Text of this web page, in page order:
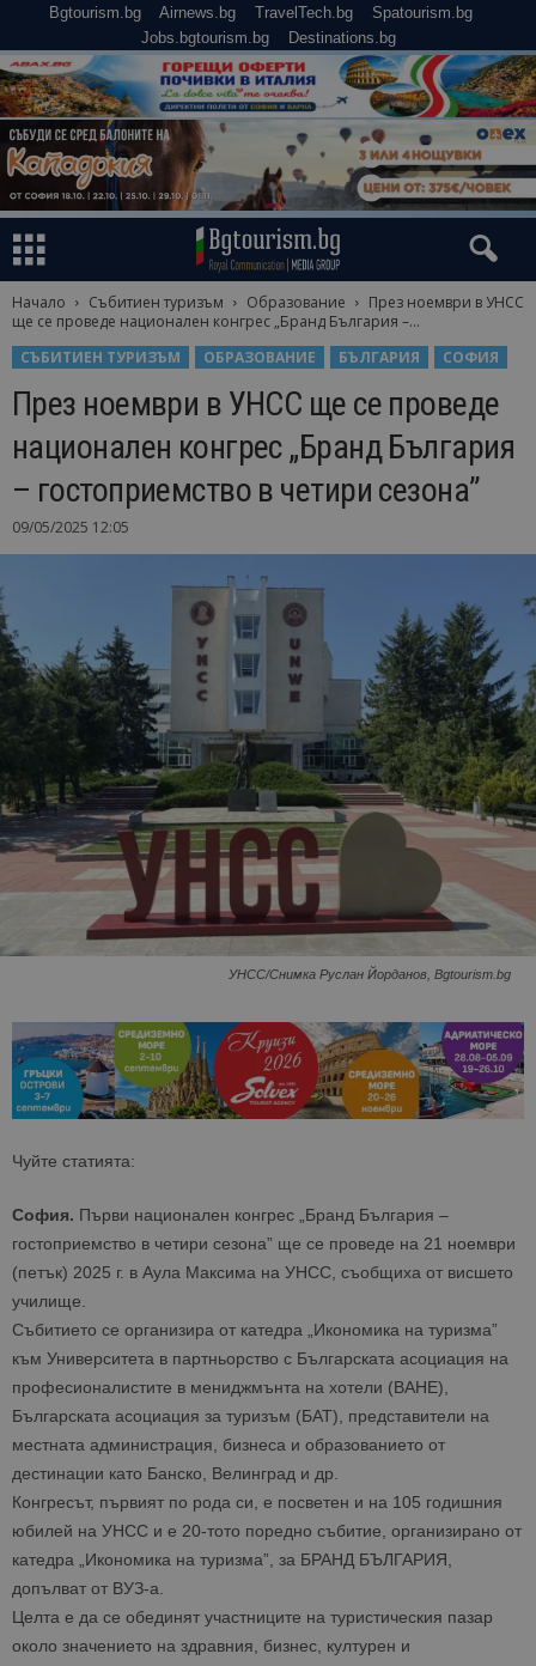
Bgtourism.bg Airnews.bg TravelTech.bg
Spatourism.bg
Jobs.bgtourism.bg
Destinations.bg
Начало Събитиен туризъм Образование
През ноември в УНСС
ще се проведе национален конгрес „Бранд България –...
СЪБИТИЕН ТУРИЗЪМ
ОБРАЗОВАНИЕ БЪЛГАРИЯ СОФИЯ
През ноември в УНСС ще се проведе
национален конгрес „Бранд България
– гостоприемство в четири сезона”
09/05/2025 12:05
УНСС/Снимка Руслан Йорданов, Bgtourism.bg
Чуйте статията:
София. Първи национален конгрес „Бранд България –
гостоприемство в четири сезона” ще се проведе на 21 ноември
(петък) 2025 г. в Аула Максима на УНСС, съобщиха от висшето
училище.
Събитието се организира от катедра „Икономика на туризма”
към Университета в партньорство с Българската асоциация на
професионалистите в мениджмънта на хотели (BAHE),
Българската асоциация за туризъм (БАТ), представители на
местната администрация, бизнеса и образованието от
дестинации като Банско, Велинград и др.
Конгресът, първият по рода си, е посветен и на 105 годишния
юбилей на УНСС и е 20-тото поредно събитие, организирано от
катедра „Икономика на туризма”, за БРАНД БЪЛГАРИЯ,
допълват от ВУЗ-а.
Целта е да се обединят участниците на туристическия пазар
около значението на здравния, бизнес, културен и